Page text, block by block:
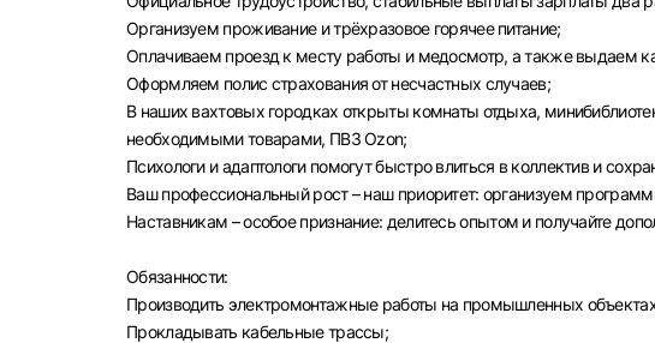
Выберите
Вход
E-mail
Пароль
Организуем проживание и трёхразовое горячее питание;
Оплачиваем проезд к месту работы и медосмотр, а также выдаем
Оформляем полис страхования от несчастных случаев;
В наших вахтовых городках открыты комнаты отдыха,
необходимыми товарами, ПВЗ Ozon;
Психологи и адаптологи помогут быстро влиться в коллектив и
Ваш профессиональный рост – наш приоритет: организуем
Наставникам – особое признание: делитесь опытом и получайте
Обязанности:
Производить электромонтажные работы на промышленных
Прокладывать кабельные трассы;